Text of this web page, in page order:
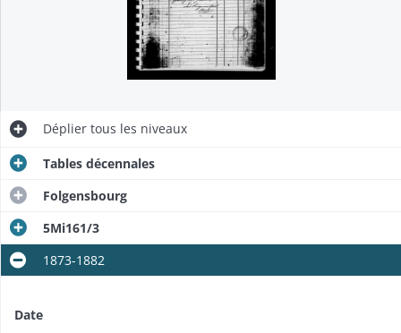
Déplier tous les niveaux
Tables décennales
Folgensbourg
5Mi161/3
1873-1882
Date